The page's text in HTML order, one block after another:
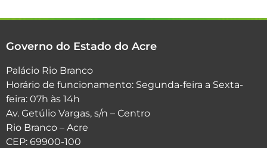
Governo do Estado do Acre
Palácio Rio Branco
Horário de funcionamento: Segunda-feira a Sexta-
feira: 07h às 14h
Av. Getúlio Vargas, s/n – Centro
Rio Branco – Acre
CEP: 69900-100